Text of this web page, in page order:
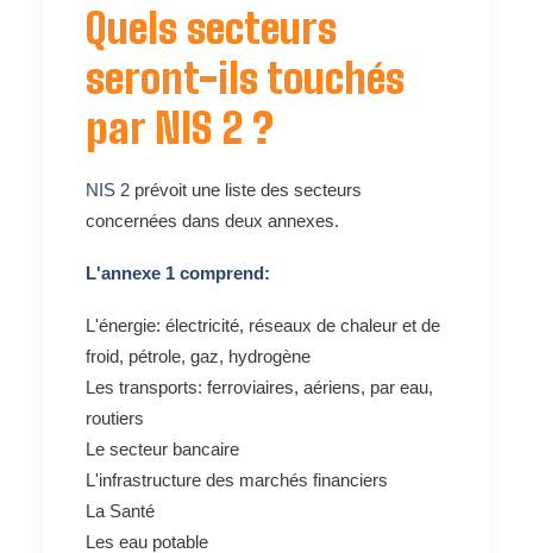
Quels secteurs
seront-ils touchés
par NIS 2 ?
NIS 2 prévoit une liste des secteurs
concernées dans deux annexes.
L'annexe 1 comprend:
L'énergie: électricité, réseaux de chaleur et de
froid, pétrole, gaz, hydrogène
Les transports: ferroviaires, aériens, par eau,
routiers
Le secteur bancaire
L'infrastructure des marchés financiers
La Santé
Les eau potable